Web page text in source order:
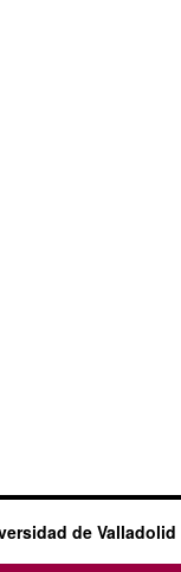
de Valladolid